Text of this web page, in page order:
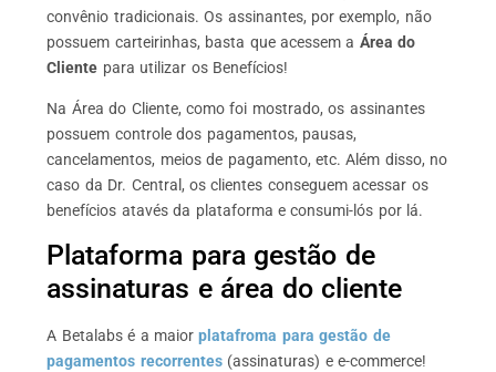
convênio tradicionais. Os assinantes, por exemplo, não
possuem carteirinhas, basta que acessem a Área do
Cliente para utilizar os Benefícios!
Na Área do Cliente, como foi mostrado, os assinantes
possuem controle dos pagamentos, pausas,
cancelamentos, meios de pagamento, etc. Além disso, no
caso da Dr. Central, os clientes conseguem acessar os
benefícios atavés da plataforma e consumi-lós por lá.
Plataforma para gestão de
assinaturas e área do cliente
A Betalabs é a maiorplatafroma para gestão de
pagamentos recorrentes(assinaturas) e e-commerce!